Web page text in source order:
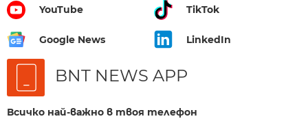
YouTube TikTok
Google News LinkedIn
BNT NEWS APP
Всичко най-важно в твоя телефон